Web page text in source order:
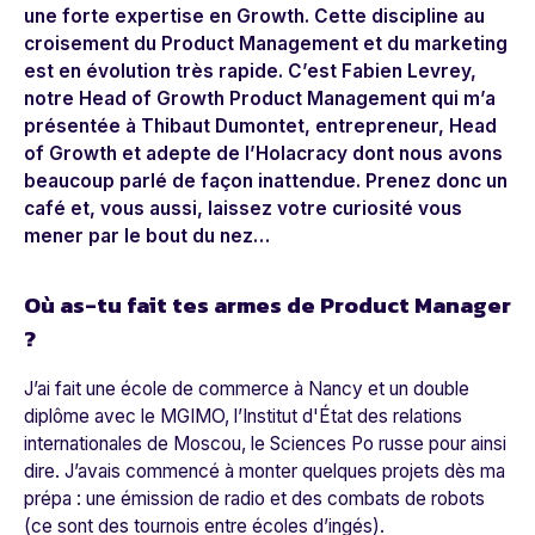
une forte expertise en Growth. Cette discipline au
croisement du Product Management et du marketing
est en évolution très rapide. C’est Fabien Levrey,
notre Head of Growth Product Management qui m’a
présentée à Thibaut Dumontet, entrepreneur, Head
of Growth et adepte de l’Holacracy dont nous avons
beaucoup parlé de façon inattendue. Prenez donc un
café et, vous aussi, laissez votre curiosité vous
mener par le bout du nez…
Où as-tu fait tes armes de Product Manager
?
J’ai fait une école de commerce à Nancy et un double
diplôme avec le MGIMO, l’Institut d'État des relations
internationales de Moscou, le Sciences Po russe pour ainsi
dire. J’avais commencé à monter quelques projets dès ma
prépa : une émission de radio et des combats de robots
(ce sont des tournois entre écoles d’ingés).